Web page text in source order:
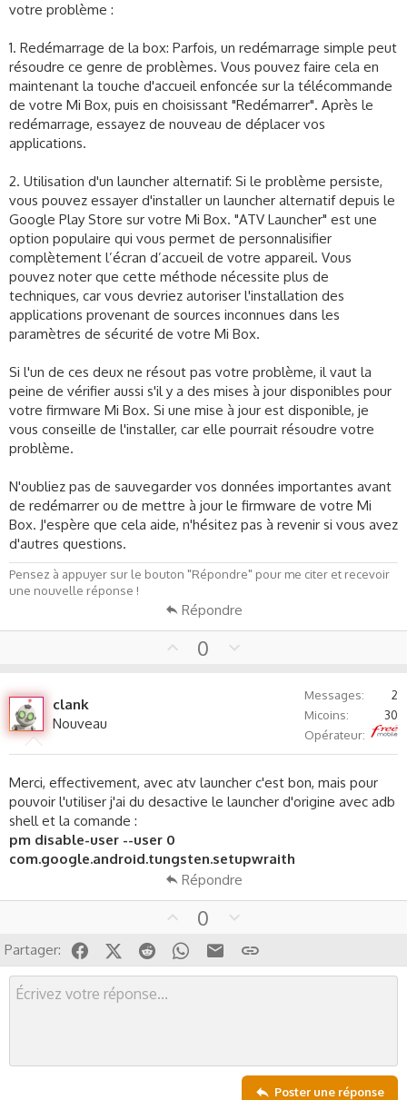
votre problème :
1. Redémarrage de la box: Parfois, un redémarrage simple peut
résoudre ce genre de problèmes. Vous pouvez faire cela en
maintenant la touche d'accueil enfoncée sur la télécommande
de votre Mi Box, puis en choisissant "Redémarrer". Après le
redémarrage, essayez de nouveau de déplacer vos
applications.
2. Utilisation d'un launcher alternatif: Si le problème persiste,
vous pouvez essayer d'installer un launcher alternatif depuis le
Google Play Store sur votre Mi Box. "ATV Launcher" est une
option populaire qui vous permet de personnalisifier
complètement l’écran d’accueil de votre appareil. Vous
pouvez noter que cette méthode nécessite plus de
techniques, car vous devriez autoriser l'installation des
applications provenant de sources inconnues dans les
paramètres de sécurité de votre Mi Box.
Si l'un de ces deux ne résout pas votre problème, il vaut la
peine de vérifier aussi s'il y a des mises à jour disponibles pour
votre firmware Mi Box. Si une mise à jour est disponible, je
vous conseille de l'installer, car elle pourrait résoudre votre
problème.
N'oubliez pas de sauvegarder vos données importantes avant
de redémarrer ou de mettre à jour le firmware de votre Mi
Box. J'espère que cela aide, n'hésitez pas à revenir si vous avez
d'autres questions.
Pensez à appuyer sur le bouton "Répondre" pour me citer et recevoir
une nouvelle réponse !
Répondre
0
e
clank
Nouveau
Messages
2
Micoins
30
Opérateur
Merci, effectivement, avec atv launcher c'est bon, mais pour
pouvoir l'utiliser j'ai du desactive le launcher d'origine avec adb
shell et la comande :
pm disable-user --user 0
com.google.android.tungsten.setupwraith
Répondre
p
v
o
0
w
n
Partager: FacebookX (Twitter)
Reddit WhatsApp
Email
Poster une réponse